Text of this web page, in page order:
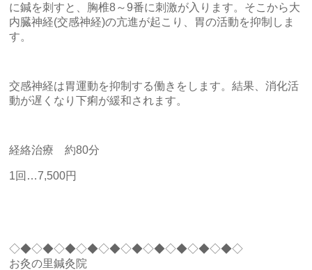
に鍼を刺すと、胸椎8～9番に刺激が入ります。そこから大
内臓神経(交感神経)の亢進が起こり、胃の活動を抑制しま
す。
交感神経は胃運動を抑制する働きをします。結果、消化活
動が遅くなり下痢が緩和されます。
経絡治療 約80分
1回…7,500円
◇◆◇◆◇◆◇◆◇◆◇◆◇◆◇◆◇◆◇◆◇
お灸の里鍼灸院